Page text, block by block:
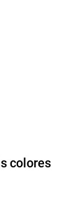
colores